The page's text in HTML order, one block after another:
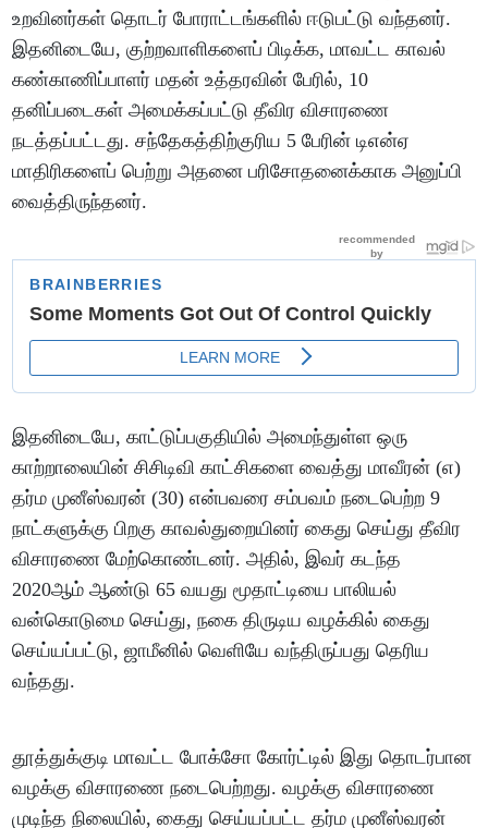
உறவினர்கள் தொடர் போராட்டங்களில் ஈடுபட்டு வந்தனர்.
இதனிடையே, குற்றவாளிகளைப் பிடிக்க, மாவட்ட காவல்
கண்காணிப்பாளர் மதன் உத்தரவின் பேரில், 10
தனிப்படைகள் அமைக்கப்பட்டு தீவிர விசாரணை
நடத்தப்பட்டது. சந்தேகத்திற்குரிய 5 பேரின் டிஎன்ஏ
மாதிரிகளைப் பெற்று அதனை பரிசோதனைக்காக அனுப்பி
வைத்திருந்தனர்.
இதனிடையே, காட்டுப்பகுதியில் அமைந்துள்ள ஒரு
காற்றாலையின் சிசிடிவி காட்சிகளை வைத்து மாவீரன் (எ)
தர்ம முனீஸ்வரன் (30) என்பவரை சம்பவம் நடைபெற்ற 9
நாட்களுக்கு பிறகு காவல்துறையினர் கைது செய்து தீவிர
விசாரணை மேற்கொண்டனர். அதில், இவர் கடந்த
2020ஆம் ஆண்டு 65 வயது மூதாட்டியை பாலியல்
வன்கொடுமை செய்து, நகை திருடிய வழக்கில் கைது
செய்யப்பட்டு, ஜாமீனில் வெளியே வந்திருப்பது தெரிய
வந்தது.
தூத்துக்குடி மாவட்ட போக்சோ கோர்ட்டில் இது தொடர்பான
வழக்கு விசாரணை நடைபெற்றது. வழக்கு விசாரணை
முடிந்த நிலையில், கைது செய்யப்பட்ட தர்ம முனீஸ்வரன்